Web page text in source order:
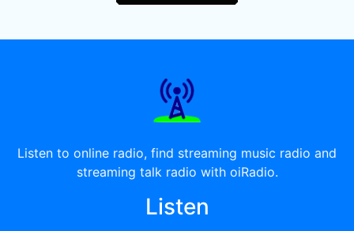
Listen to online radio, find streaming music radio and
streaming talk radio with oiRadio.
Listen